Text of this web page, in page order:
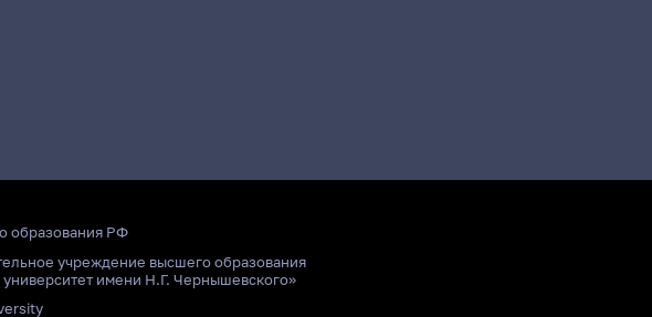
образования РФ
учреждение высшего образования
имени Н.Г. Чернышевского»